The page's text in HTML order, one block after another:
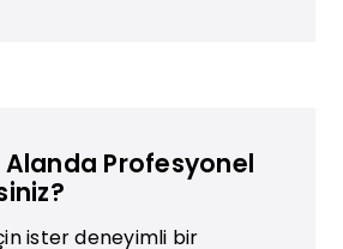
Alanda Profesyonel
ister deneyimli bir